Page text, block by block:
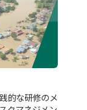
的な研修のメ